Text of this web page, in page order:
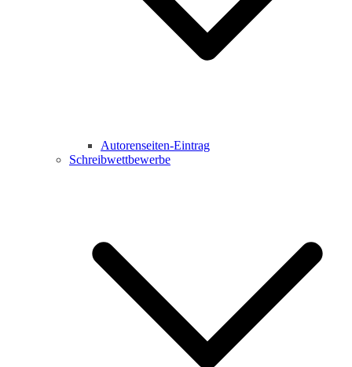
Autorenseiten-Eintrag
Schreibwettbewerbe